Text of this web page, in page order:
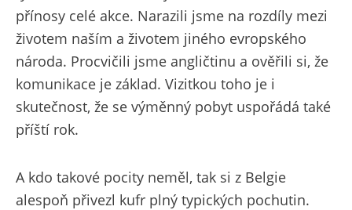
přínosy celé akce. Narazili jsme na rozdíly mezi
životem naším a životem jiného evropského
národa. Procvičili jsme angličtinu a ověřili si, že
komunikace je základ. Vizitkou toho je i
skutečnost, že se výměnný pobyt uspořádá také
příští rok.
A kdo takové pocity neměl, tak si z Belgie
alespoň přivezl kufr plný typických pochutin.